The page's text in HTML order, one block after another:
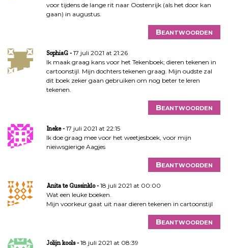
voor tijdens de lange rit naar Oostenrijk (als het door kan
gaan) in augustus.
Beantwoorden
SophiaG
17 juli 2021 at 21:26
Ik maak graag kans voor het Tekenboek; dieren tekenen in
cartoonstijl. Mijn dochters tekenen graag. Mijn oudste zal
dit boek zeker gaan gebruiken om nog beter te leren
tekenen.
Beantwoorden
Ineke
17 juli 2021 at 22:15
Ik doe graag mee voor het weetjesboek, voor mijn
nieiwsgierige Aagjes
Beantwoorden
Anita te Gussinklo
18 juli 2021 at 00:00
Wat een leuke boeken.
Mijn voorkeur gaat uit naar dieren tekenen in cartoonstijl
Beantwoorden
Jolijn kools
18 juli 2021 at 08:39